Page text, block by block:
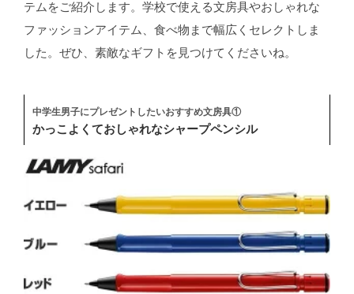
テムをご紹介します。学校で使える文房具やおしゃれな
ファッションアイテム、食べ物まで幅広くセレクトしま
した。ぜひ、素敵なギフトを見つけてくださいね。
中学生男子にプレゼントしたいおすすめ文房具①
かっこよくておしゃれなシャープペンシル